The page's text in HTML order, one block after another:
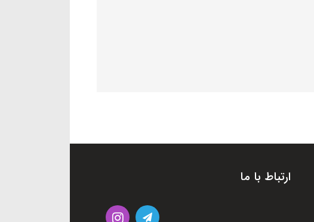
ارتباط با ما